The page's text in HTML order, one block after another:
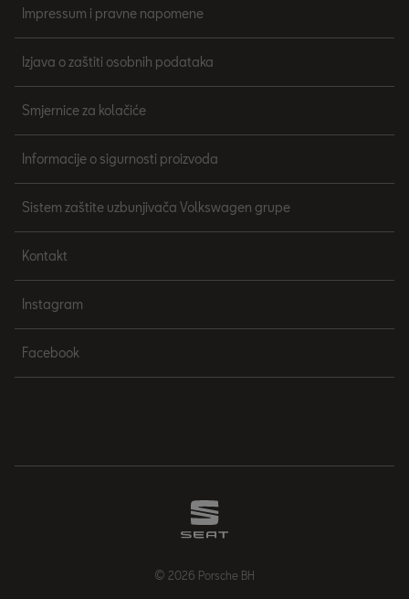
Impressum i pravne napomene
Izjava o zaštiti osobnih podataka
Smjernice za kolačiće
Informacije o sigurnosti proizvoda
Sistem zaštite uzbunjivača Volkswagen grupe
Kontakt
Instagram
Facebook
© 2026 Porsche BH